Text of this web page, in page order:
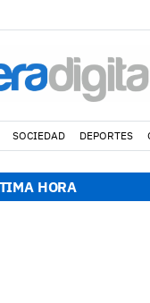
SOCIEDAD DEPORTES
HORA